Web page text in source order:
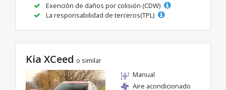
Exención de daños por colisión (CDW)
La responsabilidad de terceros(TPL)
Kia XCeed o similar
Manual
Aire acondicionado